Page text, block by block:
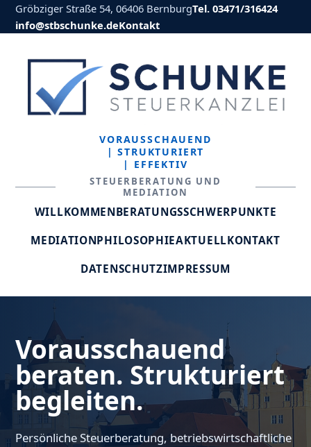
Gröbziger Straße 54, 06406 BernburgTel. 03471/316424
info@stbschunke.deKontakt
VORAUSSCHAUEND
| STRUKTURIERT
| EFFEKTIV
STEUERBERATUNG UND
MEDIATION
WILLKOMMENBERATUNGSSCHWERPUNKTE
MEDIATIONPHILOSOPHIEAKTUELLKONTAKT
DATENSCHUTZIMPRESSUM
Vorausschauend
beraten. Strukturiert
begleiten.
Persönliche Steuerberatung, betriebswirtschaftliche